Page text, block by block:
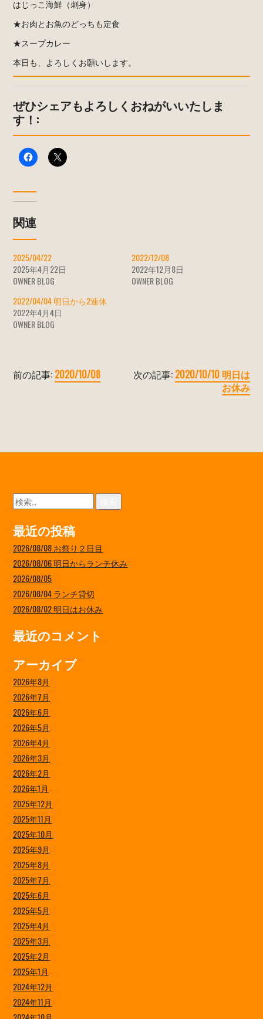
はじっこ海鮮（刺身）
★お肉とお魚のどっちも定食
★スープカレー
本日も、よろしくお願いします。
ぜひシェアもよろしくおねがいいたしま
す！:
関連
2025/04/22
2025年4月22日
OWNER BLOG
2022/12/08
2022年12月8日
OWNER BLOG
2022/04/04 明日から2連休
2022年4月4日
OWNER BLOG
前の記事: 2020/10/08 次の記事: 2020/10/10 明日は
お休み
検
索:
最近の投稿
2026/08/08 お祭り２日目
2026/08/06 明日からランチ休み
2026/08/05
2026/08/04 ランチ貸切
2026/08/02 明日はお休み
最近のコメント
アーカイブ
2026年8月
2026年7月
2026年6月
2026年5月
2026年4月
2026年3月
2026年2月
2026年1月
2025年12月
2025年11月
2025年10月
2025年9月
2025年8月
2025年7月
2025年6月
2025年5月
2025年4月
2025年3月
2025年2月
2025年1月
2024年12月
2024年11月